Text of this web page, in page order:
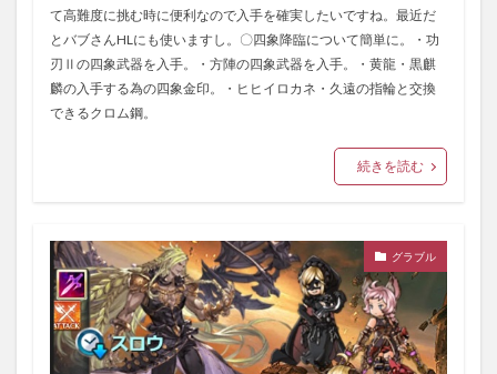
て高難度に挑む時に便利なので入手を確実したいですね。最近だ
とバブさんHLにも使いますし。〇四象降臨について簡単に。・功
刃Ⅱの四象武器を入手。・方陣の四象武器を入手。・黄龍・黒麒
麟の入手する為の四象金印。・ヒヒイロカネ・久遠の指輪と交換
できるクロム鋼。
続きを読む
グラブル